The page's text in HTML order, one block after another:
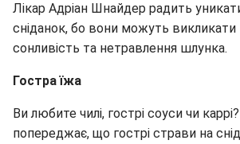
Лікар Адріан Шнайдер радить
сніданок, бо вони можуть викликати
сонливість та нетравлення шлунка.
Гостра їжа
Ви любите чилі, гострі соуси чи
попереджає, що гострі страви на